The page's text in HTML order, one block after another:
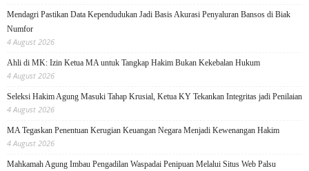
Mendagri Pastikan Data Kependudukan Jadi Basis Akurasi Penyaluran Bansos di Biak
Numfor
4 August 2026
Ahli di MK: Izin Ketua MA untuk Tangkap Hakim Bukan Kekebalan Hukum
4 August 2026
Seleksi Hakim Agung Masuki Tahap Krusial, Ketua KY Tekankan Integritas jadi Penilaian
4 August 2026
MA Tegaskan Penentuan Kerugian Keuangan Negara Menjadi Kewenangan Hakim
4 August 2026
Mahkamah Agung Imbau Pengadilan Waspadai Penipuan Melalui Situs Web Palsu